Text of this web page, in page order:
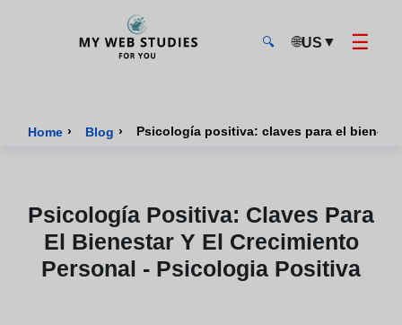
🔍 🌐US ▼ ☰
Home › Blog › Psicología positiva: claves para el
Psicología Positiva: Claves Para
El Bienestar Y El Crecimiento
Personal - Psicologia Positiva